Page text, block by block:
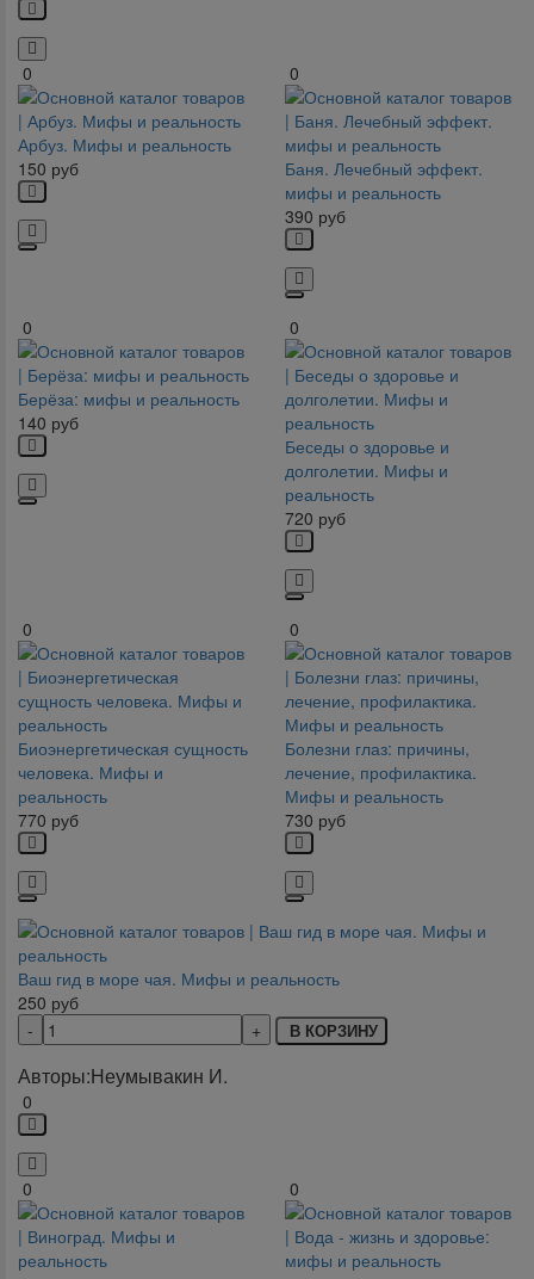
0
Арбуз. Мифы и реальность
150 руб
0
Баня. Лечебный эффект.
мифы и реальность
390 руб
0
Берёза: мифы и реальность
140 руб
0
Беседы о здоровье и
долголетии. Мифы и
реальность
720 руб
0
Биоэнергетическая сущность
человека. Мифы и
реальность
770 руб
0
Болезни глаз: причины,
лечение, профилактика.
Мифы и реальность
730 руб
Ваш гид в море чая. Мифы и реальность
250 руб
В КОРЗИНУ
Авторы:Неумывакин И.
0
0 0